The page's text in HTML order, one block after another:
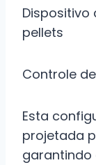
pellets
Controle
Esta
projetada
garantindo